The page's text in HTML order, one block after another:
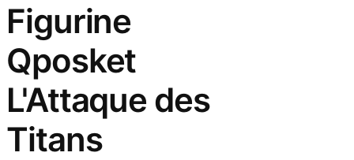
Figurine
Qposket
L'Attaque des
Titans